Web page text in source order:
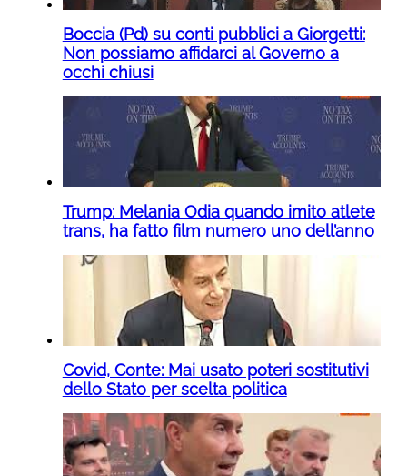
Boccia (Pd) su conti pubblici a Giorgetti:
Non possiamo affidarci al Governo a
occhi chiusi
Trump: Melania Odia quando imito atlete
trans, ha fatto film numero uno dell’anno
Covid, Conte: Mai usato poteri sostitutivi
dello Stato per scelta politica